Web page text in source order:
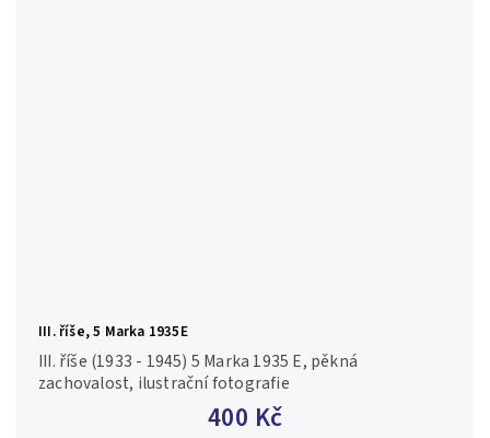
III. říše, 5 Marka 1935E
400 Kč
III. říše (1933 - 1945) 5 Marka 1935 E, pěkná
zachovalost, ilustrační fotografie